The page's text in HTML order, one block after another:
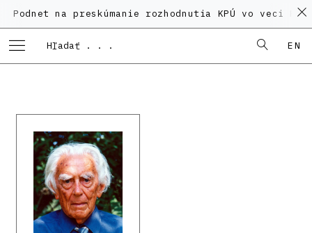
na preskúmanie rozhodnutia KPÚ vo veci
EN